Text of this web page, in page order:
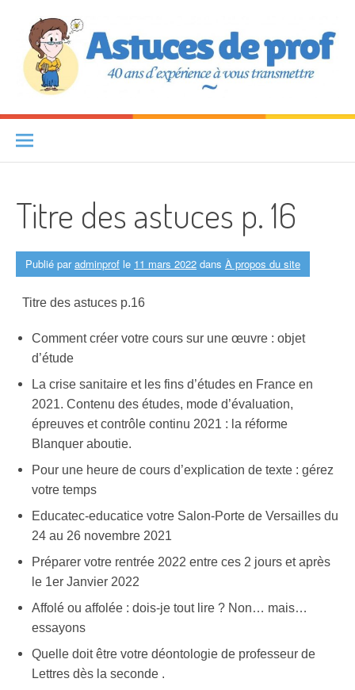
Astuces de prof
Titre des astuces p. 16
Publié paradminprof le 11 mars 2022 dans À propos du site
Titre des astuces p.16
Comment créer votre cours sur une œuvre : objet
d’étude
La crise sanitaire et les fins d’études en France en
2021. Contenu des études, mode d’évaluation,
épreuves et contrôle continu 2021 : la réforme
Blanquer aboutie.
Pour une heure de cours d’explication de texte : gérez
votre temps
Educatec-educatice votre Salon-Porte de Versailles du
24 au 26 novembre 2021
Préparer votre rentrée 2022 entre ces 2 jours et après
le 1er Janvier 2022
Affolé ou affolée : dois-je tout lire ? Non… mais…
essayons
Quelle doit être votre déontologie de professeur de
Lettres dès la seconde .